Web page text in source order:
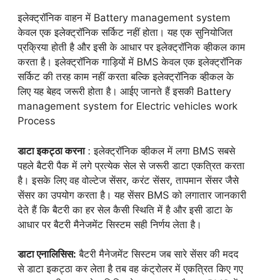
इलेक्ट्रॉनिक वाहन में Battery management system
केवल एक इलेक्ट्रॉनिक सर्किट नहीं होता। यह एक सुनियोजित
प्रक्रिया होती है और इसी के आधार पर इलेक्ट्रॉनिक व्हीकल काम
करता है। इलेक्ट्रॉनिक गाड़ियों में BMS केवल एक इलेक्ट्रॉनिक
सर्किट की तरह काम नहीं करता बल्कि इलेक्ट्रॉनिक व्हीकल के
लिए यह बेहद जरूरी होता है। आईए जानते हैं इसकी Battery
management system for Electric vehicles work
Process
डाटा इकट्ठा करना: इलेक्ट्रॉनिक व्हीकल में लगा BMS सबसे
पहले बैटरी पैक में लगे प्रत्येक सेल से जरूरी डाटा एकत्रित करता
है। इसके लिए वह वोल्टेज सेंसर, करंट सेंसर, तापमान सेंसर जैसे
सेंसर का उपयोग करता है। यह सेंसर BMS को लगातार जानकारी
देते हैं कि बैटरी का हर सेल कैसी स्थिति में है और इसी डाटा के
आधार पर बैटरी मैनेजमेंट सिस्टम सही निर्णय लेता है।
डाटा एनालिसिस: बैटरी मैनेजमेंट सिस्टम जब सारे सेंसर की मदद
से डाटा इकट्ठा कर लेता है तब वह कंट्रोलर में एकत्रित किए गए